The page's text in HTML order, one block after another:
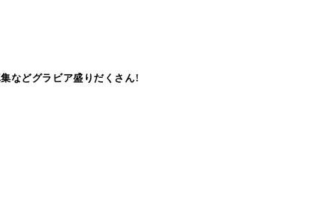
などグラビア盛りだくさん!